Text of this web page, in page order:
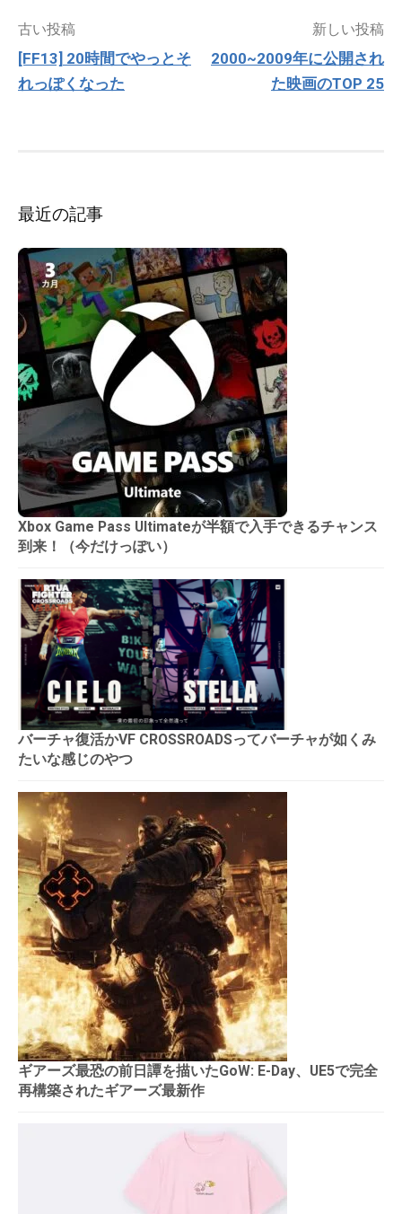
投
ナ
ビ
古い投稿
[FF13] 20時間でやっとそ
れっぽくなった
新しい投稿
2000~2009年に公開され
た映画のTOP 25
最近の記事
Xbox Game Pass Ultimateが半額で入手できるチャンス
到来！（今だけっぽい）
バーチャ復活かVF CROSSROADSってバーチャが如くみ
たいな感じのやつ
ギアーズ最恐の前日譚を描いたGoW: E-Day、UE5で完全
再構築されたギアーズ最新作